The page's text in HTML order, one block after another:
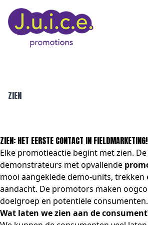
ZIEN
ZIEN: HET EERSTE CONTACT IN FIELDMARKETING!
Elke promotieactie begint met zien.
demonstrateurs met opvallende
mooi aangeklede demo-units, trekken
aandacht. De promotors maken
doelgroep en potentiële consumenten.
Wat laten we zien aan de